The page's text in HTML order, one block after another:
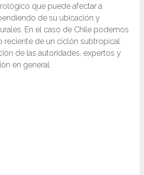
que puede afectar a
de su ubicación y
En el caso de Chile podemos
reciente de un ciclón subtropical
de las autoridades, expertos y
en general.